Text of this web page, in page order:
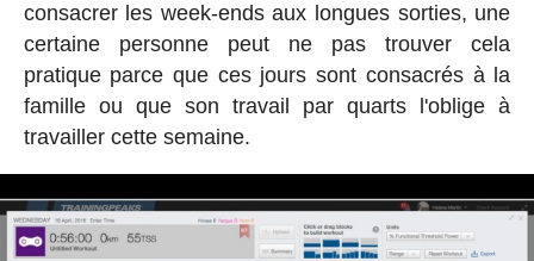
consacrer les week-ends aux longues sorties, une
certaine personne peut ne pas trouver cela
pratique parce que ces jours sont consacrés à la
famille ou que son travail par quarts l'oblige à
travailler cette semaine.